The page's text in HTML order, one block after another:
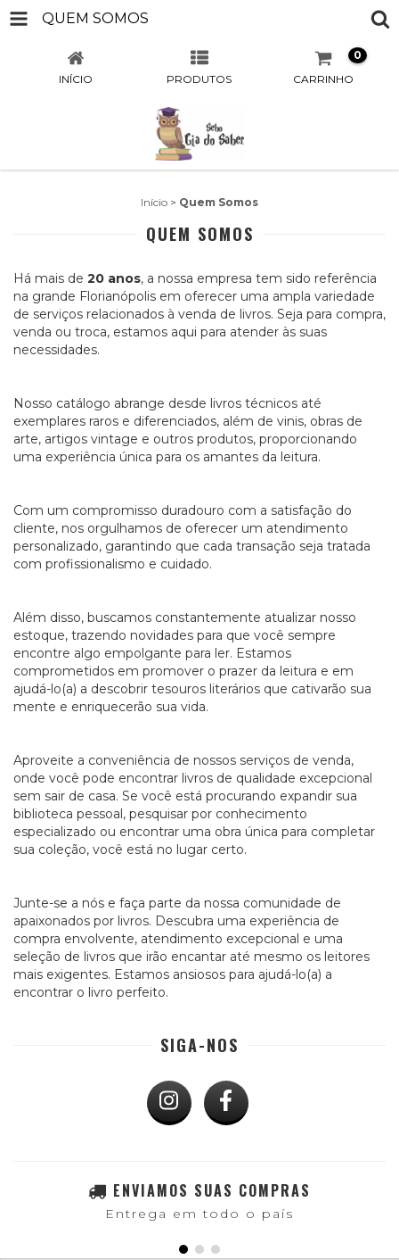
QUEM SOMOS
INÍCIO PRODUTOS CARRINHO
0
Início > Quem Somos
QUEM SOMOS
Há mais de 20 anos, a nossa empresa tem sido referência
na grande Florianópolis em oferecer uma ampla variedade
de serviços relacionados à venda de livros. Seja para compra,
venda ou troca, estamos aqui para atender às suas
necessidades.
Nosso catálogo abrange desde livros técnicos até
exemplares raros e diferenciados, além de vinis, obras de
arte, artigos vintage e outros produtos, proporcionando
uma experiência única para os amantes da leitura.
Com um compromisso duradouro com a satisfação do
cliente, nos orgulhamos de oferecer um atendimento
personalizado, garantindo que cada transação seja tratada
com profissionalismo e cuidado.
Além disso, buscamos constantemente atualizar nosso
estoque, trazendo novidades para que você sempre
encontre algo empolgante para ler. Estamos
comprometidos em promover o prazer da leitura e em
ajudá-lo(a) a descobrir tesouros literários que cativarão sua
mente e enriquecerão sua vida.
Aproveite a conveniência de nossos serviços de venda,
onde você pode encontrar livros de qualidade excepcional
sem sair de casa. Se você está procurando expandir sua
biblioteca pessoal, pesquisar por conhecimento
especializado ou encontrar uma obra única para completar
sua coleção, você está no lugar certo.
Junte-se a nós e faça parte da nossa comunidade de
apaixonados por livros. Descubra uma experiência de
compra envolvente, atendimento excepcional e uma
seleção de livros que irão encantar até mesmo os leitores
mais exigentes. Estamos ansiosos para ajudá-lo(a) a
encontrar o livro perfeito.
SIGA-NOS
ENVIAMOS SUAS COMPRAS
Entrega em todo o país